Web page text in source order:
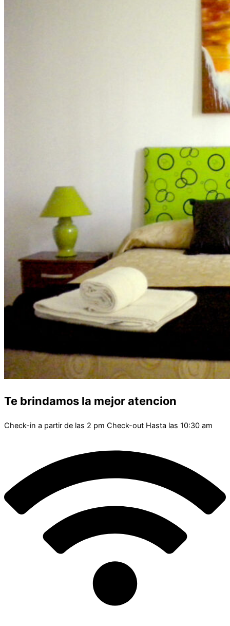
Te brindamos la mejor atencion
Check-in a partir de las 2 pm Check-out Hasta las 10:30 am